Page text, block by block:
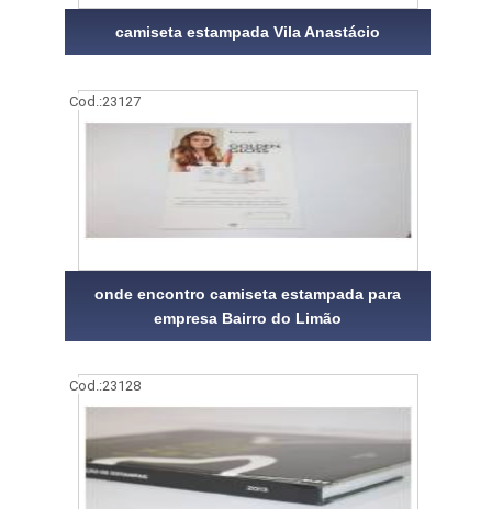
camiseta estampada Vila Anastácio
Cod.:23127
onde encontro camiseta estampada para
empresa Bairro do Limão
Cod.:23128